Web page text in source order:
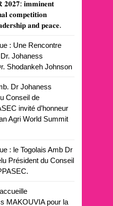
𝐢𝐦𝐦𝐢𝐧𝐞𝐧𝐭
𝐜𝐨𝐦𝐩𝐞𝐭𝐢𝐭𝐢𝐨𝐧
𝐚𝐧𝐝 𝐩𝐞𝐚𝐜𝐞.
: Une Rencontre
Johaness
Shodankeh Johnson
Dr Johaness
Conseil de
invité d’honneur
Agri World Summit
: le Togolais Amb Dr
Président du Conseil
MAKOUVIA pour la